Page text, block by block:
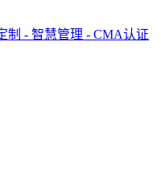
制 - 智慧管理 - CMA认证